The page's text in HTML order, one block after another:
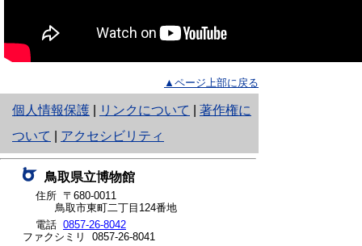
▲ページ上部に戻る
個人情報保護
と
り
ネ
ッ
ト
へ
リンクについて
著作権に
ついて
アクセシビリティ
鳥取県立博物館
住所 〒680-0011
鳥取市東町二丁目124番地
電話 0857-26-8042
ファクシミリ 0857-26-8041